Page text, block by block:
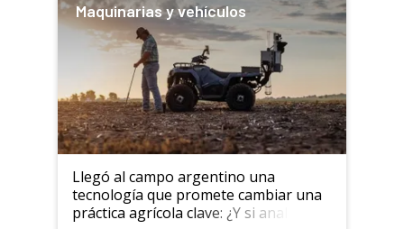
Maquinarias y vehículos
Llegó al campo argentino una
tecnología que promete cambiar una
práctica agrícola clave: ¿Y si analizar